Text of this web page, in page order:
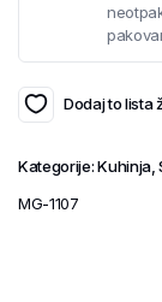
Dodaj to lista
Kategorije:Kuhinja,
MG-1107